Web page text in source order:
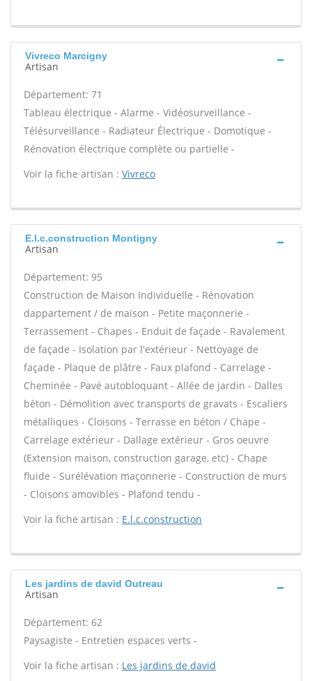
Vivreco Marcigny
Artisan
Département: 71
Tableau électrique - Alarme - Vidéosurveillance -
Télésurveillance - Radiateur Électrique - Domotique -
Rénovation électrique complète ou partielle -
Voir la fiche artisan : Vivreco
E.l.c.construction Montigny
Artisan
Département: 95
Construction de Maison Individuelle - Rénovation
dappartement / de maison - Petite maçonnerie -
Terrassement - Chapes - Enduit de façade - Ravalement
de façade - Isolation par l'extérieur - Nettoyage de
façade - Plaque de plâtre - Faux plafond - Carrelage -
Cheminée - Pavé autobloquant - Allée de jardin - Dalles
béton - Démolition avec transports de gravats - Escaliers
métalliques - Cloisons - Terrasse en béton / Chape -
Carrelage extérieur - Dallage extérieur - Gros oeuvre
(Extension maison, construction garage, etc) - Chape
fluide - Surélévation maçonnerie - Construction de murs
- Cloisons amovibles - Plafond tendu -
Voir la fiche artisan : E.l.c.construction
Les jardins de david Outreau
Artisan
Département: 62
Paysagiste - Entretien espaces verts -
Voir la fiche artisan : Les jardins de david